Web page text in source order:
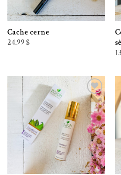
Cache cerne
24.99 $
Ajouter à la liste de souhaits